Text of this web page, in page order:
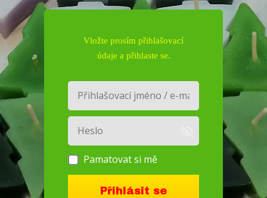
Vložte prosím přihlašovací
údaje a přihlaste se.
Pamatovat si mě
Přihlásit se